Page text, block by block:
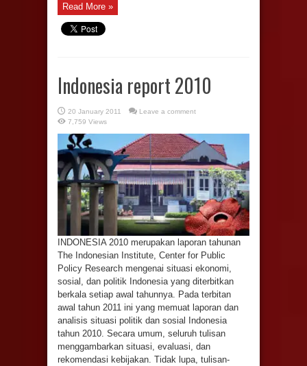
Read More »
Indonesia report 2010
20 January 2011
Leave a comment
7,759 Views
INDONESIA 2010 merupakan laporan tahunan
The Indonesian Institute, Center for Public
Policy Research mengenai situasi ekonomi,
sosial, dan politik Indonesia yang diterbitkan
berkala setiap awal tahunnya. Pada terbitan
awal tahun 2011 ini yang memuat laporan dan
analisis situasi politik dan sosial Indonesia
tahun 2010. Secara umum, seluruh tulisan
menggambarkan situasi, evaluasi, dan
rekomendasi kebijakan. Tidak lupa, tulisan-